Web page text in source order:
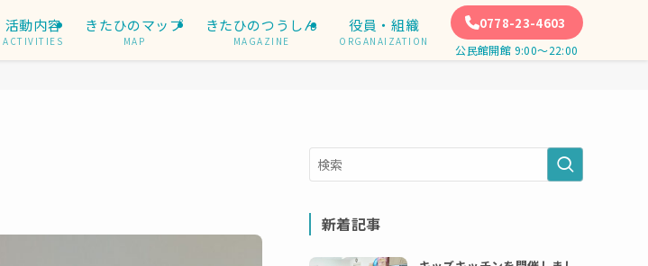
活動内容
ACTIVITIES
きたひのマップ
MAP
きたひのつうしん
MAGAZINE
役員・組織
ORGANAIZATION
0778-23-4603
公民館開館 9:00〜22:00
新着記事